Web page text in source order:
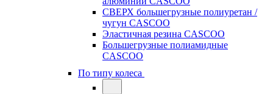
СВЕРХ большегрузные полиуретан /
чугун CASCOO
Эластичная резина CASCOO
Большегрузные полиамидные
CASCOO
По типу колеса